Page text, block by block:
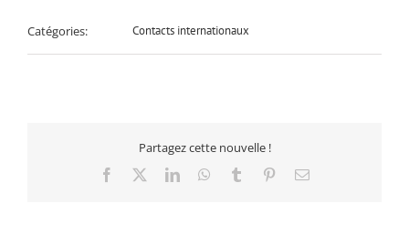
Catégories: Contacts internationaux
Partagez cette nouvelle !
Facebook LinkedInWhatsApp
Tumblr PinterestEmail